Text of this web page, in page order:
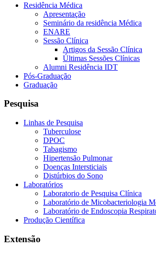
Residência Médica
Apresentação
Seminário da residência Médica
ENARE
Sessão Clínica
Artigos da Sessão Clínica
Últimas Sessões Clínicas
Alumni Residência IDT
Pós-Graduação
Graduação
Pesquisa
Linhas de Pesquisa
Tuberculose
DPOC
Tabagismo
Hipertensão Pulmonar
Doenças Intersticiais
Distúrbios do Sono
Laboratórios
Laboratorio de Pesquisa Clínica
Laboratório de Micobacteriologia
Laboratório de Endoscopia
Produção Científica
Extensão